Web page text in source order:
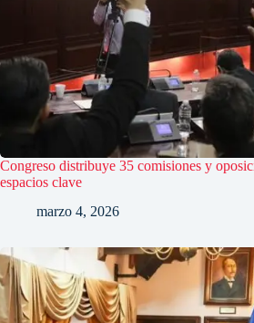
Congreso distribuye 35 comisiones y
espacios clave
marzo 4, 2026